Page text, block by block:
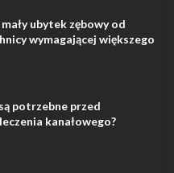
ubytek zębowy od
wymagającej większego
potrzebne przed
kanałowego?